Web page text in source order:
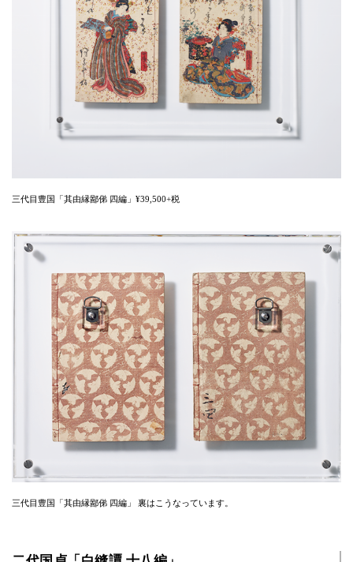
三代目豊国「其由縁鄙俤 四編」¥39,500+税
三代目豊国「其由縁鄙俤 四編」 裏はこうなっています。